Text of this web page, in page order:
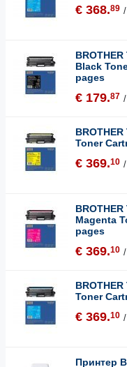
€ 368.89 /
Black
pages
€ 179.87 /
Toner
€ 369.10 /
Magenta
pages
€ 369.10 /
Toner
€ 369.10 /
Принтер